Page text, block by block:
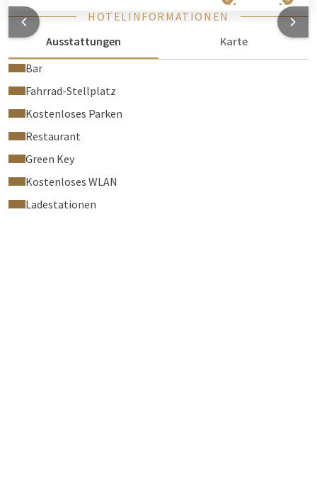
HOTELINFORMATIONEN
Ausstattungen
Karte
Bar
Fahrrad-Stellplatz
Kostenloses Parken
Restaurant
Green Key
Kostenloses WLAN
Ladestationen